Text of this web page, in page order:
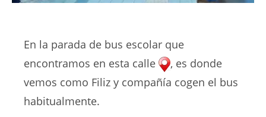
En la parada de bus escolar que
encontramos en esta calle
, es donde
vemos como Filiz y compañía cogen el bus
habitualmente.